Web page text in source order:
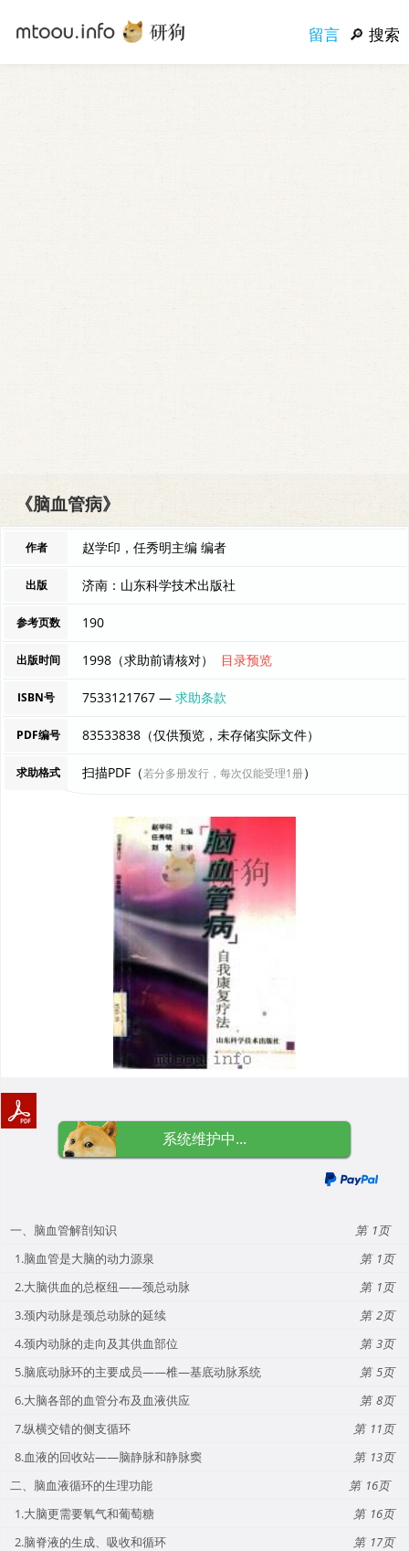
留言 搜索
《脑血管病》
作者 赵学印，任秀明主编 编者
出版 济南：山东科学技术出版社
参考页数 190
出版时间 1998（求助前请核对） 目录预览
ISBN号 7533121767 —求助条款
PDF编号 83533838（仅供预览，未存储实际文件）
求助格式 扫描PDF（若分多册发行，每次仅能受理1册）
系统维护中...
一、脑血管解剖知识
1
1.脑血管是大脑的动力源泉
1
2.大脑供血的总枢纽——颈总动脉
1
3.颈内动脉是颈总动脉的延续
2
4.颈内动脉的走向及其供血部位
3
5.脑底动脉环的主要成员——椎—基底动脉系统
5
6.大脑各部的血管分布及血液供应
8
7.纵横交错的侧支循环
11
8.血液的回收站——脑静脉和静脉窦
13
二、脑血液循环的生理功能
16
1.大脑更需要氧气和葡萄糖
16
2.脑脊液的生成、吸收和循环
17